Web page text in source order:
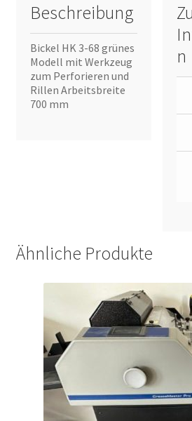
Beschreibung
Bickel HK 3-68 grünes
Modell mit Werkzeug
zum Perforieren und
Rillen Arbeitsbreite
700 mm
n
Ähnliche Produkte